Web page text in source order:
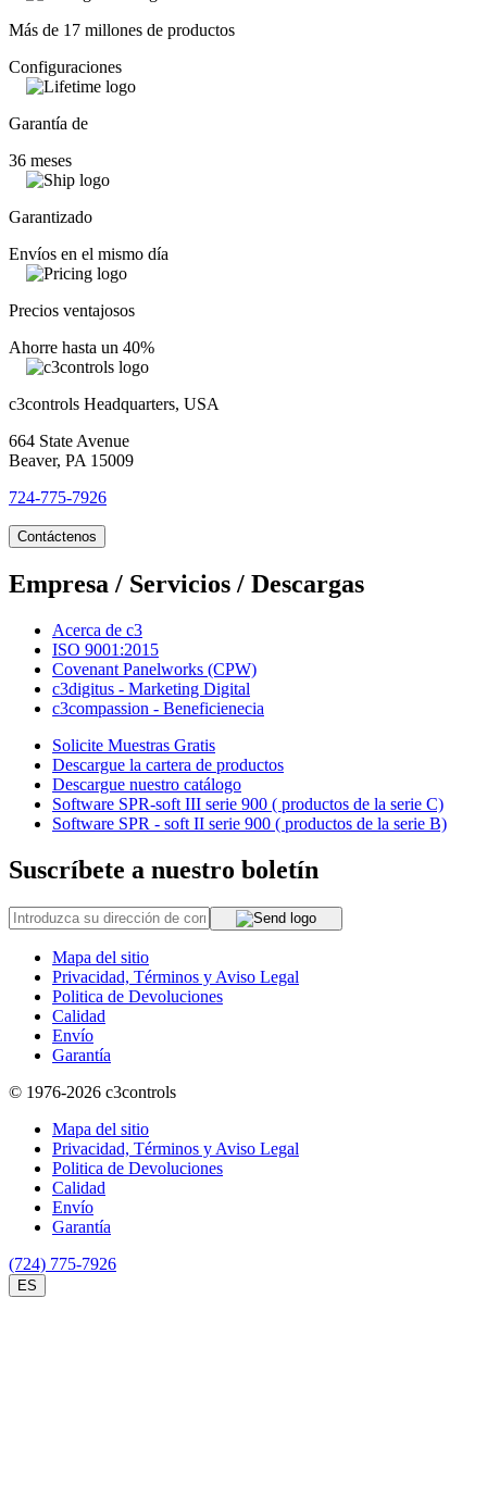
Más de 17 millones de productos
Configuraciones
Garantía de
36 meses
Garantizado
Envíos en el mismo día
Precios ventajosos
Ahorre hasta un 40%
c3controls Headquarters, USA
664 State Avenue
Beaver, PA 15009
724-775-7926
Contáctenos
Empresa / Servicios / Descargas
Acerca de c3
ISO 9001:2015
Covenant Panelworks (CPW)
c3digitus - Marketing Digital
c3compassion - Beneficienecia
Solicite Muestras Gratis
Descargue la cartera de productos
Descargue nuestro catálogo
Software SPR-soft III serie 900 ( productos de la serie C)
Software SPR - soft II serie 900 ( productos de la serie B)
Suscríbete a nuestro boletín
Mapa del sitio
Privacidad, Términos y Aviso Legal
Politica de Devoluciones
Calidad
Envío
Garantía
© 1976-2026 c3controls
Mapa del sitio
Privacidad, Términos y Aviso Legal
Politica de Devoluciones
Calidad
Envío
Garantía
(724) 775-7926
ES